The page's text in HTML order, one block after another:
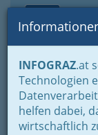
INFOGRAZ.at
Technologien
helfen dabei,
wirtschaftlich
Home Branchen
Gesellschaft -
Verein -